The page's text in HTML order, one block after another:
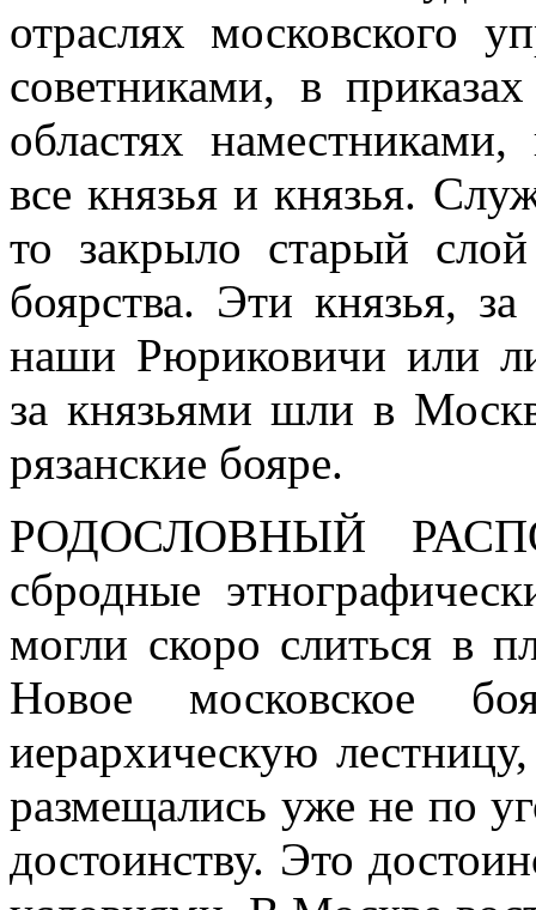
отраслях московского
советниками, в
областях
все князья и князья.
то закрыло старый слой
боярства. Эти князья,
наши Рюриковичи или
за князьями шли в
рязанские бояре.
РОДОСЛОВНЫЙ
сбродные
могли скоро слиться в
Новое московское
иерархическую
размещались уже не по
достоинству. Это